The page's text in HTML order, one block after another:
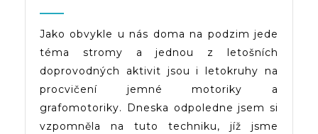
Jemné
Motoriky
Grafomotoriky
Jako obvykle u nás doma na podzim jede
téma stromy a jednou z letošních
doprovodných aktivit jsou i letokruhy na
procvičení jemné motoriky a
grafomotoriky. Dneska odpoledne jsem si
vzpomněla na tuto techniku, jíž jsme